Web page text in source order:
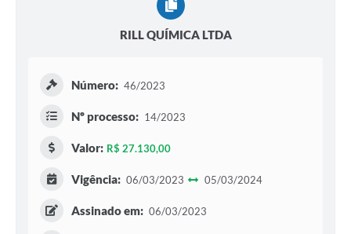
RILL QUÍMICA LTDA
Número: 46/2023
Nº processo: 14/2023
Valor: R$ 27.130,00
Vigência: 06/03/2023 05/03/2024
Assinado em: 06/03/2023